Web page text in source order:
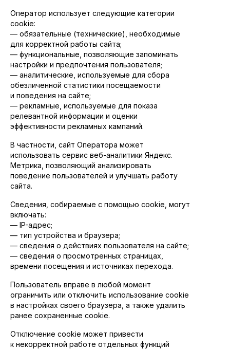
Оператор использует следующие категории
cookie:
— обязательные (технические), необходимые
для корректной работы сайта;
— функциональные, позволяющие запоминать
настройки и предпочтения пользователя;
— аналитические, используемые для сбора
обезличенной статистики посещаемости
и поведения на сайте;
— рекламные, используемые для показа
релевантной информации и оценки
эффективности рекламных кампаний.
В частности, сайт Оператора может
использовать сервис веб-аналитики Яндекс.
Метрика, позволяющий анализировать
поведение пользователей и улучшать работу
сайта.
Сведения, собираемые с помощью cookie, могут
включать:
— IP-адрес;
— тип устройства и браузера;
— сведения о действиях пользователя на сайте;
— сведения о просмотренных страницах,
времени посещения и источниках перехода.
Пользователь вправе в любой момент
ограничить или отключить использование cookie
в настройках своего браузера, а также удалить
ранее сохраненные cookie.
Отключение cookie может привести
к некорректной работе отдельных функций